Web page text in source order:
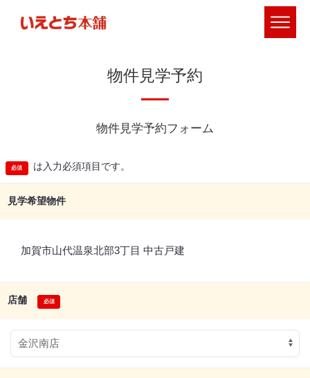
物件見学予約
物件見学予約フォーム
は入力必須項目です。
見学希望物件
加賀市山代温泉北部3丁目 中古戸建
店舗